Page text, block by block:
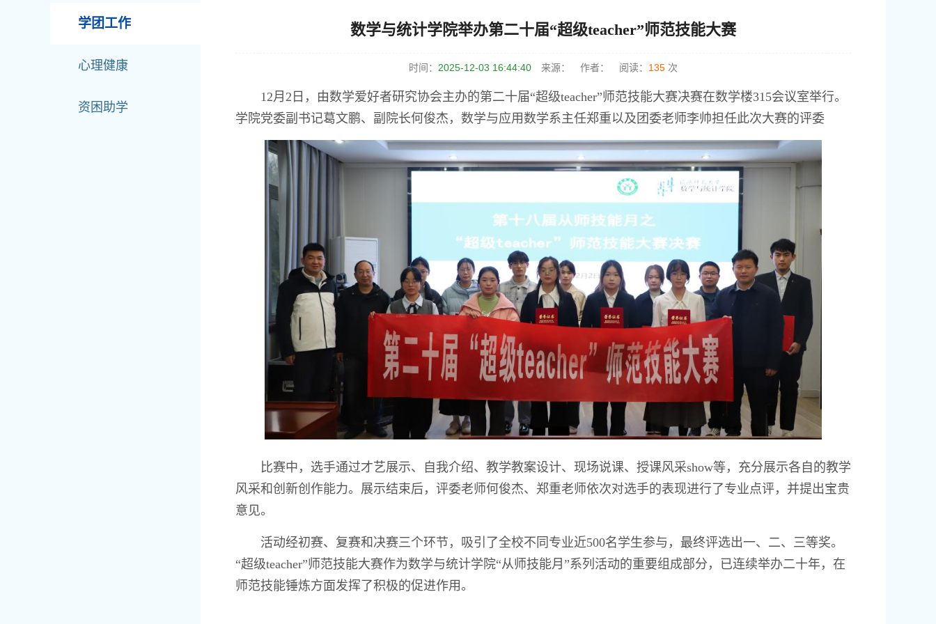
学团工作
心理健康
资困助学
数学与统计学院举办第二十届“超级teacher”师范技能大赛
时间： 2025-12-03 16:44:40 来源： 作者： 阅读： 135 次
12月2日，由数学爱好者研究协会主办的第二十届“超级teacher”师范技能大赛决赛在数学楼315会议室举行。
学院党委副书记葛文鹏、副院长何俊杰，数学与应用数学系主任郑重以及团委老师李帅担任此次大赛的评委
比赛中，选手通过才艺展示、自我介绍、教学教案设计、现场说课、授课风采show等，充分展示各自的教学
风采和创新创作能力。展示结束后，评委老师何俊杰、郑重老师依次对选手的表现进行了专业点评，并提出宝贵
意见。
活动经初赛、复赛和决赛三个环节，吸引了全校不同专业近500名学生参与，最终评选出一、二、三等奖。
“超级teacher”师范技能大赛作为数学与统计学院“从师技能月”系列活动的重要组成部分，已连续举办二十年，在
师范技能锤炼方面发挥了积极的促进作用。